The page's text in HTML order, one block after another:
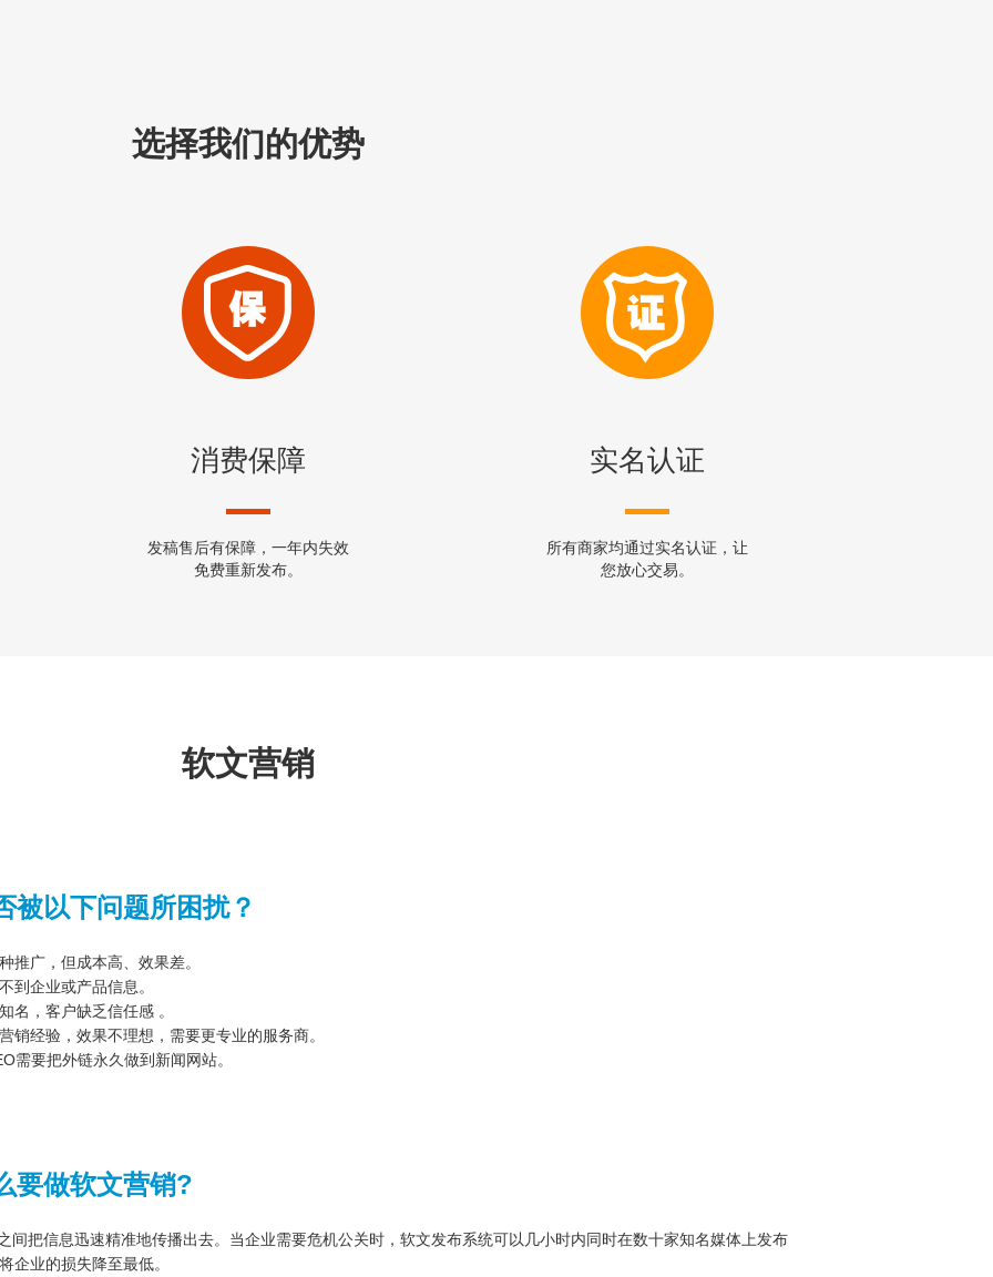
选择我们的优势
消费保障
发稿售后有保障，一年内失效
免费重新发布。
实名认证
所有商家均通过实名认证，让
您放心交易。
软文营销
被以下问题所困扰？
推广，但成本高、效果差。
到企业或产品信息。
名，客户缺乏信任感 。
销经验，效果不理想，需要更专业的服务商。
需要把外链永久做到新闻网站。
要做软文营销?
间把信息迅速精准地传播出去。当企业需要危机公关时，软文发布系统可以几小时内同时在数十家知名媒体上发布
企业的损失降至最低。